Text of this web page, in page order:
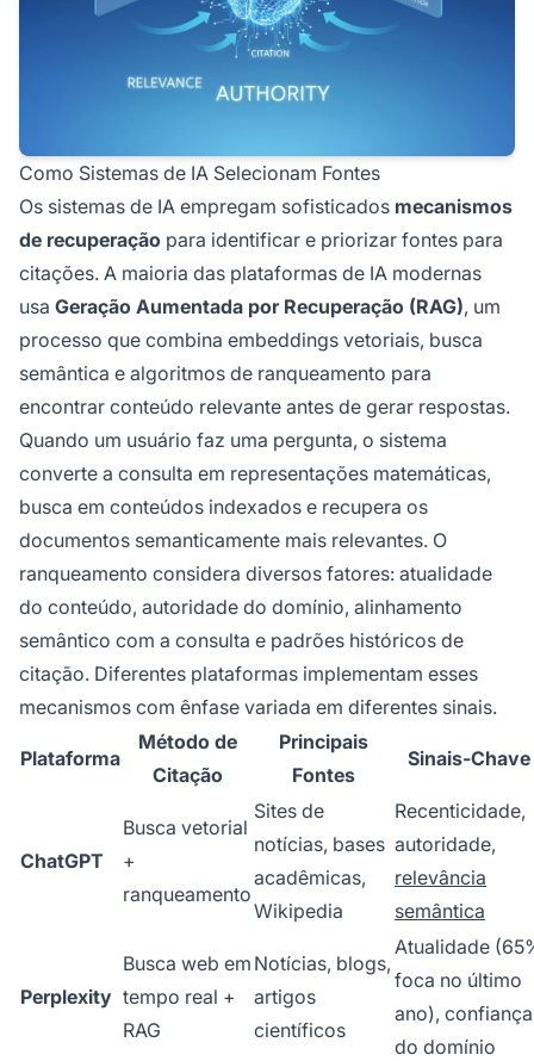
Como Sistemas de IA Selecionam Fontes
Os sistemas de IA empregam sofisticados mecanismos
de recuperação para identificar e priorizar fontes para
citações. A maioria das plataformas de IA modernas
usa Geração Aumentada por Recuperação (RAG), um
processo que combina embeddings vetoriais, busca
semântica e algoritmos de ranqueamento para
encontrar conteúdo relevante antes de gerar respostas.
Quando um usuário faz uma pergunta, o sistema
converte a consulta em representações matemáticas,
busca em conteúdos indexados e recupera os
documentos semanticamente mais relevantes. O
ranqueamento considera diversos fatores: atualidade
do conteúdo, autoridade do domínio, alinhamento
semântico com a consulta e padrões históricos de
citação. Diferentes plataformas implementam esses
mecanismos com ênfase variada em diferentes sinais.
Plataforma
Método de
Citação
Principais
Fontes
Sinais-Chave
ChatGPT
Busca vetorial
+
ranqueamento
Sites de
notícias, bases
acadêmicas,
Wikipedia
Recenticidade,
autoridade,
relevância
semântica
Perplexity
Busca web em
tempo real +
RAG
Notícias, blogs,
artigos
científicos
Atualidade
foca no último
ano), confiança
do domínio